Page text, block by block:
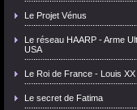
Le Projet Vénus
Le réseau HAARP - Arme
USA
Le Roi de France - Louis XX
Le secret de Fatima